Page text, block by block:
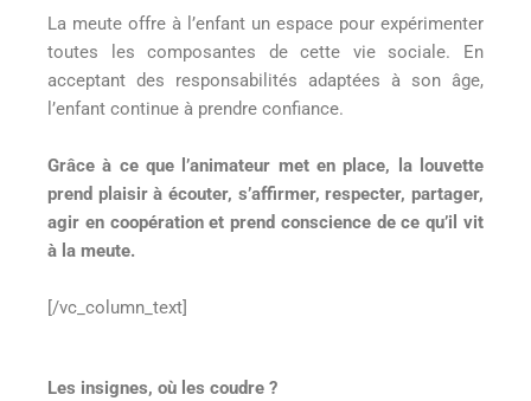
La meute offre à l’enfant un espace pour expérimenter
toutes les composantes de cette vie sociale. En
acceptant des responsabilités adaptées à son âge,
l’enfant continue à prendre confiance.
Grâce à ce que l’animateur met en place, la louvette
prend plaisir à écouter, s’affirmer, respecter, partager,
agir en coopération et prend conscience de ce qu’il vit
à la meute.
[/vc_column_text]
Les insignes, où les coudre ?